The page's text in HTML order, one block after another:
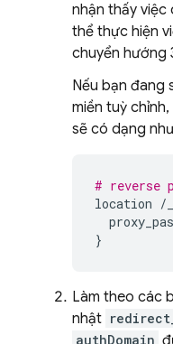
nhận thấy việc
thể thực hiện
chuyển hướng
Nếu bạn đang
miền tuỳ
sẽ có dạng
# reverse
location /
}
Làm theo các
nhật
authDomain